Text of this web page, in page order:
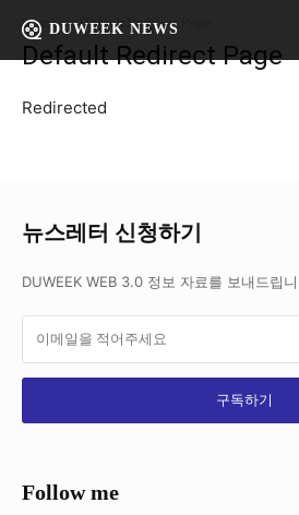
DUWEEK NEWS
Home Default Redirect Page
Default Redirect Page
Redirected
뉴스레터 신청하기
DUWEEK WEB 3.0 정보 자료를 보내드립
구독하기
Follow me